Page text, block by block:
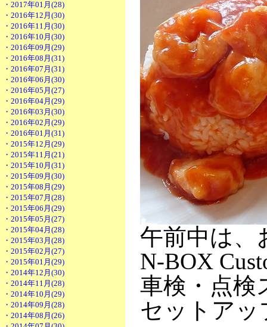
・2017年01月(28)
・2016年12月(30)
・2016年11月(30)
・2016年10月(30)
・2016年09月(29)
・2016年08月(31)
・2016年07月(31)
・2016年06月(30)
・2016年05月(27)
・2016年04月(29)
・2016年03月(30)
・2016年02月(29)
・2016年01月(31)
・2015年12月(29)
・2015年11月(21)
・2015年10月(31)
・2015年09月(30)
・2015年08月(29)
・2015年07月(28)
・2015年06月(29)
・2015年05月(27)
・2015年04月(28)
・2015年03月(28)
・2015年02月(27)
・2015年01月(29)
・2014年12月(30)
・2014年11月(28)
・2014年10月(29)
・2014年09月(28)
・2014年08月(26)
午前中は、
N-BOX
車検・点検
セットア